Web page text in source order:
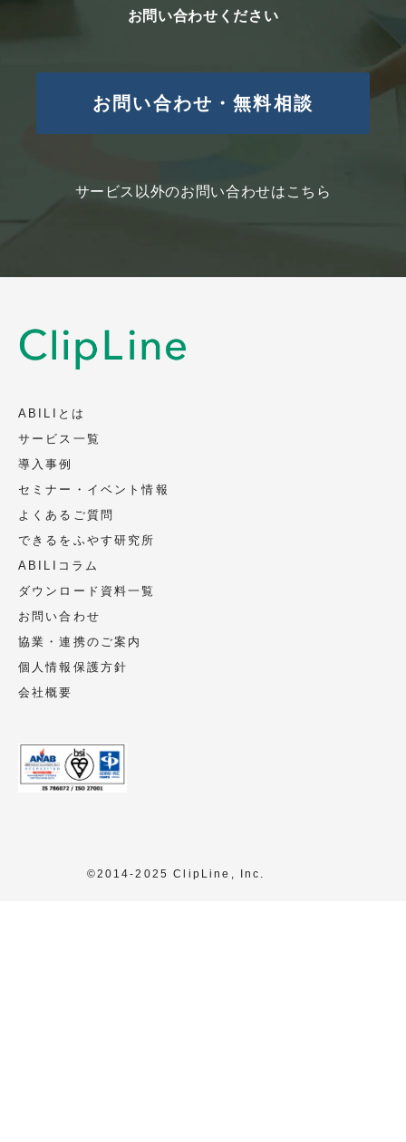
お問い合わせください
お問い合わせ・無料相談
サービス以外のお問い合わせはこちら
ABILIとは
サービス一覧
導入事例
セミナー・イベント情報
よくあるご質問
できるをふやす研究所
ABILIコラム
ダウンロード資料一覧
お問い合わせ
協業・連携のご案内
個人情報保護方針
会社概要
©2014-2025 ClipLine, Inc.